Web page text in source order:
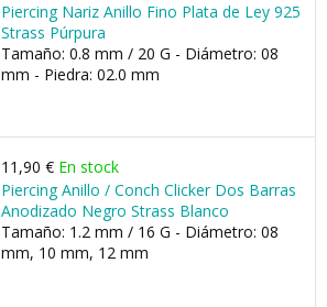
Piercing Nariz Anillo Fino Plata de Ley 925
Strass Púrpura
Tamaño: 0.8 mm / 20 G - Diámetro: 08
mm - Piedra: 02.0 mm
11,90 € En stock
Piercing Anillo / Conch Clicker Dos Barras
Anodizado Negro Strass Blanco
Tamaño: 1.2 mm / 16 G - Diámetro: 08
mm, 10 mm, 12 mm